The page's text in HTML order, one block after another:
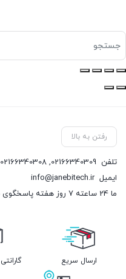
رفتن به بالا
تلفن 02166340309
,
02166340308
ایمیلinfo@janebitech.ir
ما 24 ساعته 7 روز هفته پاسخگوی شما هستیم.
ارسال سریع